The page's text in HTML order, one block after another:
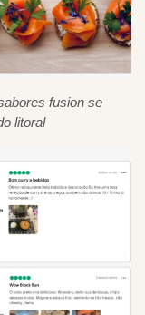
fusion se
litoral